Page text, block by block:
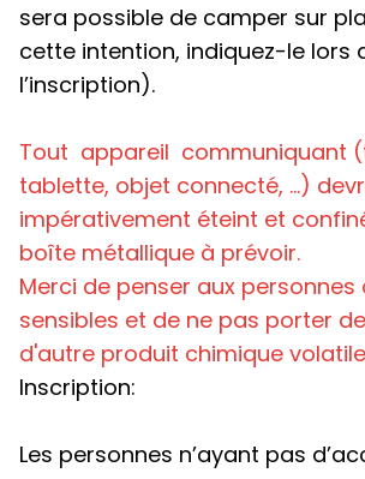
sera possible de camper sur
cette intention, indiquez-le lors
l’inscription).
Tout appareil communiquant
tablette, objet connecté, …)
impérativement éteint et
boîte métallique à prévoir.
Merci de penser aux
sensibles et de ne pas porter
d'autre produit chimique
Inscription:
Les personnes n’ayant pas